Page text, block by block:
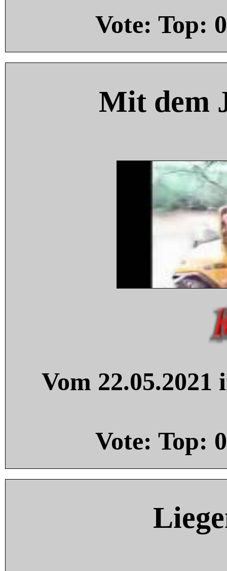
Vote: Top: 0
Mit dem
Vom
Vote: Top: 0